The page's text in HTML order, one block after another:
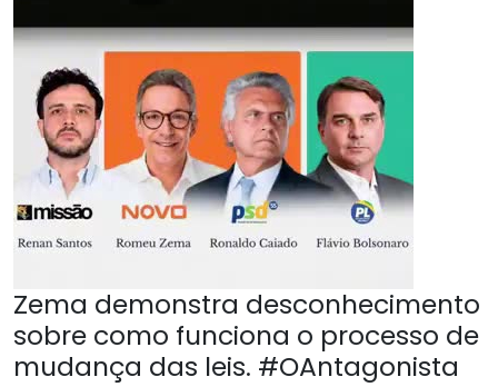
Zema demonstra desconhecimento
sobre como funciona o processo de
mudança das leis. #OAntagonista